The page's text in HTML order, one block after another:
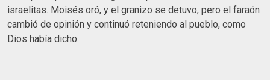
israelitas. Moisés oró, y el granizo se detuvo, pero el faraón
cambió de opinión y continuó reteniendo al pueblo, como
Dios había dicho.